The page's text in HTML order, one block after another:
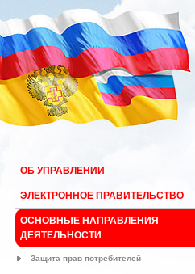
ОБ УПРАВЛЕНИИ
ЭЛЕКТРОННОЕ ПРАВИТЕЛЬСТВО
ОСНОВНЫЕ НАПРАВЛЕНИЯ
ДЕЯТЕЛЬНОСТИ
Защита прав потребителей